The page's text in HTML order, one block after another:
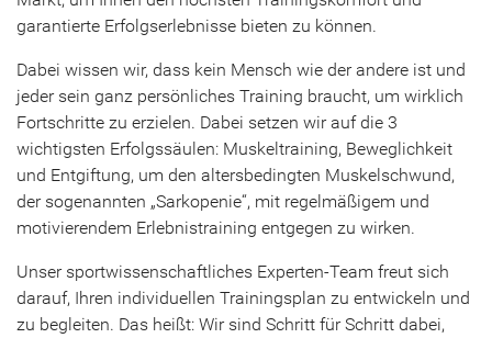
garantierte Erfolgserlebnisse bieten zu können.
Dabei wissen wir, dass kein Mensch wie der andere ist und
jeder sein ganz persönliches Training braucht, um wirklich
Fortschritte zu erzielen. Dabei setzen wir auf die 3
wichtigsten Erfolgssäulen: Muskeltraining, Beweglichkeit
und Entgiftung, um den altersbedingten Muskelschwund,
der sogenannten „Sarkopenie“, mit regelmäßigem und
motivierendem Erlebnistraining entgegen zu wirken.
Unser sportwissenschaftliches Experten-Team freut sich
darauf, Ihren individuellen Trainingsplan zu entwickeln und
zu begleiten. Das heißt: Wir sind Schritt für Schritt dabei,